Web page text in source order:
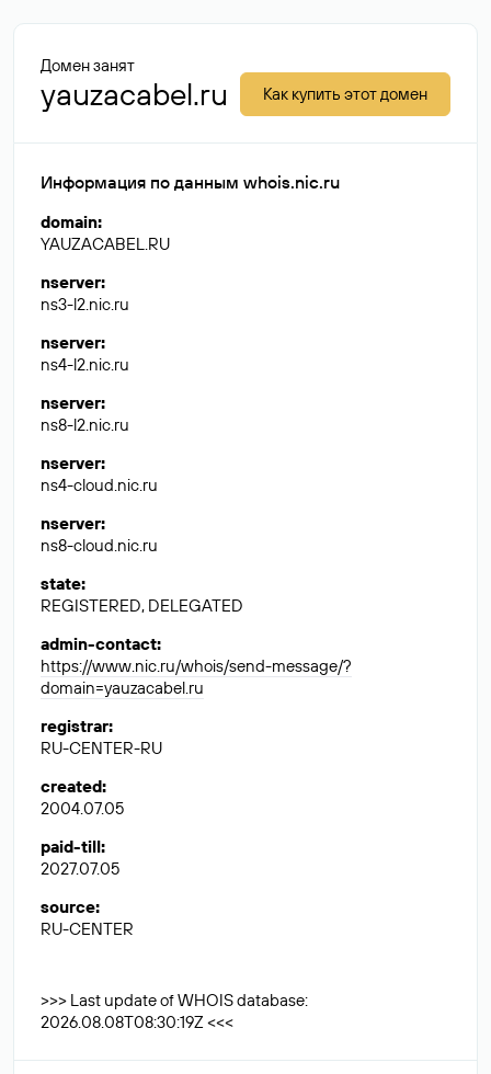
Домен занят
yauzacabel.ru Как купить этот домен
Информация по данным whois.nic.ru
domain:
YAUZACABEL.RU
nserver:
ns3-l2.nic.ru
nserver:
ns4-l2.nic.ru
nserver:
ns8-l2.nic.ru
nserver:
ns4-cloud.nic.ru
nserver:
ns8-cloud.nic.ru
state:
REGISTERED, DELEGATED
admin-contact:
https://www.nic.ru/whois/send-message/?
domain=yauzacabel.ru
registrar:
RU-CENTER-RU
created:
2004.07.05
paid-till:
2027.07.05
source:
RU-CENTER
>>> Last update of WHOIS database:
2026.08.08T08:30:19Z <<<